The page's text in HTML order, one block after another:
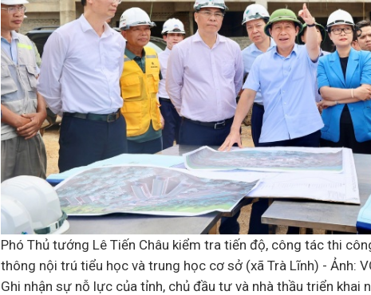
Phó Thủ tướng Lê Tiến Châu kiểm tra tiến độ, công tác thi
thông nội trú tiểu học và trung học cơ sở (xã Trà Lĩnh) - Ảnh:
Ghi nhận sự nỗ lực của tỉnh, chủ đầu tư và nhà thầu triển khai